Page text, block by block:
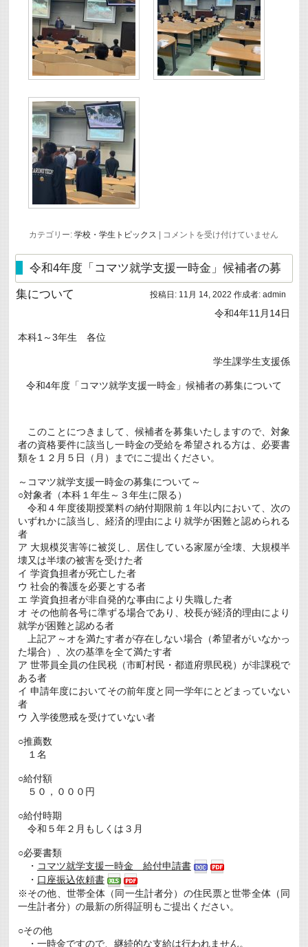
カテゴリー: 学校・学生トピックス
防
リ
ー
ダ
ー
育
ま
コメントを受け付けていません
令和4年度「コマツ就学支援一時金」候補者の募
集について
投稿日: 11月 14, 2022 作成者: admin
令和4年11月14日
本科1～3年生 各位
学生課学生支援係
令和4年度「コマツ就学支援一時金」候補者の募集について
このことにつきまして、候補者を募集いたしますので、対象
者の資格要件に該当し一時金の受給を希望される方は、必要書
類を１２月５日（月）までにご提出ください。
～コマツ就学支援一時金の募集について～
○対象者（本科１年生～３年生に限る）
令和４年度後期授業料の納付期限前１年以内において、次の
いずれかに該当し、経済的理由により就学が困難と認められる
者
ア 大規模災害等に被災し、居住している家屋が全壊、大規模半
壊又は半壊の被害を受けた者
イ 学資負担者が死亡した者
ウ 社会的養護を必要とする者
エ 学資負担者が非自発的な事由により失職した者
オ その他前各号に準ずる場合であり、校長が経済的理由により
就学が困難と認める者
上記ア～オを満たす者が存在しない場合（希望者がいなかっ
た場合）、次の基準を全て満たす者
ア 世帯員全員の住民税（市町村民・都道府県民税）が非課税で
ある者
イ 申請年度においてその前年度と同一学年にとどまっていない
者
ウ 入学後懲戒を受けていない者
○推薦数
１名
○給付額
５０，０００円
○給付時期
令和５年２月もしくは３月
○必要書類
・ コマツ就学支援一時金 給付申請書
・ 口座振込依頼書
※その他、世帯全体（同一生計者分）の住民票と世帯全体（同
一生計者分）の最新の所得証明もご提出ください。
○その他
・一時金ですので、継続的な支給は行われません。